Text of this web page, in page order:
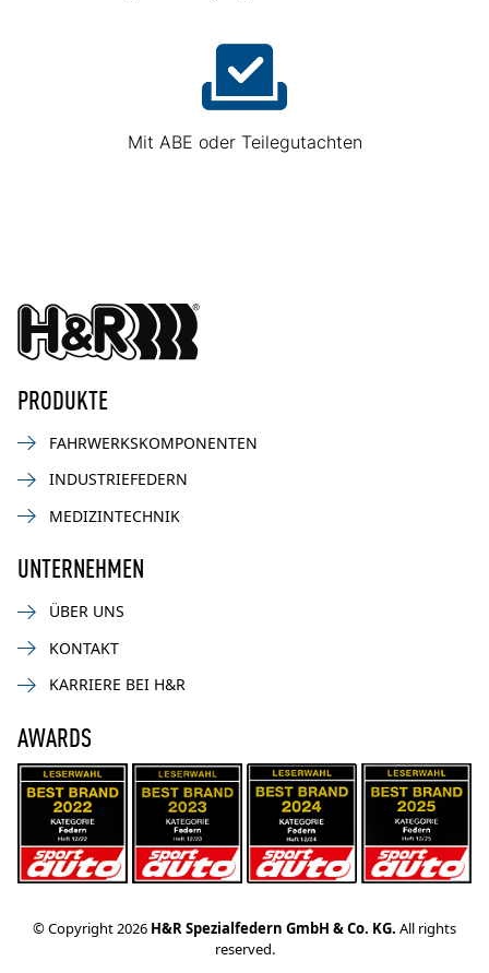
Mit ABE oder Teilegutachten
PRODUKTE
FAHRWERKSKOMPONENTEN
INDUSTRIEFEDERN
MEDIZINTECHNIK
UNTERNEHMEN
ÜBER UNS
KONTAKT
KARRIERE BEI H&R
AWARDS
© Copyright 2026 H&R Spezialfedern GmbH & Co. KG. All rights
reserved.